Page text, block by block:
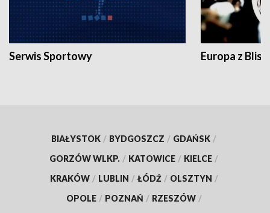
Serwis Sportowy Europa z
BIAŁYSTOK / BYDGOSZCZ / GDAŃSK /
GORZÓW WLKP. / KATOWICE / KIELCE /
KRAKÓW / LUBLIN / ŁÓDŹ / OLSZTYN /
OPOLE / POZNAŃ / RZESZÓW /